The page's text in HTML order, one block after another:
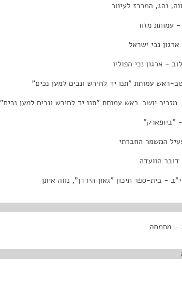
נהג, המרכז לעיוור
עמותת מזור
נכי ישראל
- ארגון נכי הפוליו
ראש עמותת "תנו יד לחירש ונכים למען נכים"
מזכיר יושב-ראש עמותת "תנו יד לחירש ונכים למען נכים"
"ביופארק"
המשמר החברתי
הוועדה
- בית-ספר תיכון "גאון הירדן", נווה איתן
– מתמחה